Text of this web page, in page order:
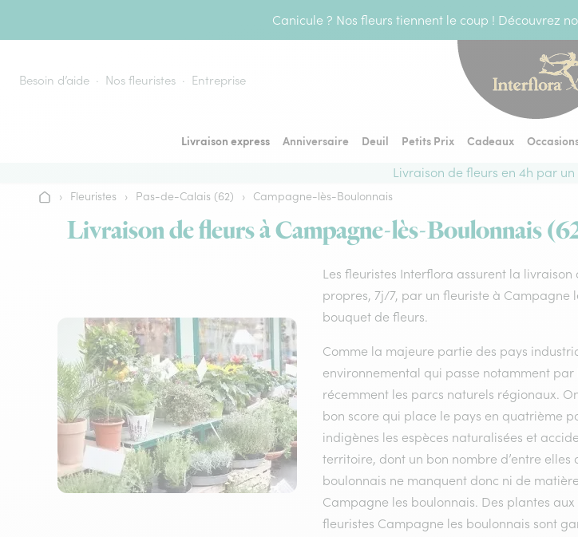
Canicule ? Nos fleurs tiennent le coup ! Découvrez
Besoin d’aide Nos fleuristes Entreprise
Livraison express Anniversaire Deuil Petits Prix Cadeaux
Livraison de fleurs en 4h par
Accueil
› Fleuristes › Pas-de-Calais (62) › Campagne-lès-Boulonnais
Livraison de fleurs à Campagne-lès-Boulonnais
Les fleuristes Interflora assurent la
propres, 7j/7, par un fleuriste à Campagne
bouquet de fleurs.
Comme la majeure partie des pays
environnemental qui passe notamment
récemment les parcs naturels régionaux.
bon score qui place le pays en quatrième
indigènes les espèces naturalisées et
territoire, dont un bon nombre d’entre
boulonnais ne manquent donc ni de
Campagne les boulonnais. Des plantes
fleuristes Campagne les boulonnais sont